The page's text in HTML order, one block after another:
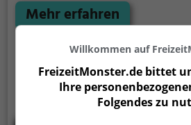
Grillplatzes: keine Nachbarn.
ruhig auch mal bis spät in
etwas lauter werden. Auf dem
den meisten Fällen unter
niemanden stören.
Mehr erfahren
Willkommen auf
FreizeitMonster.de bittet
Ihre
Folgendes zu